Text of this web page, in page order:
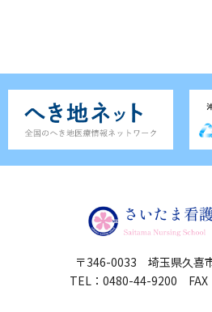
〒346-0033 埼玉県久喜
TEL：0480-44-9200 FAX